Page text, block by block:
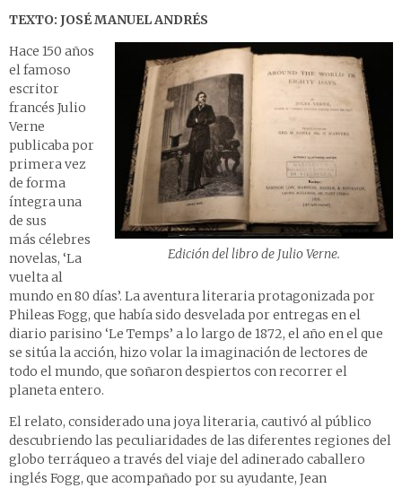
TEXTO: JOSÉ MANUEL ANDRÉS
Edición del libro de Julio Verne.
Hace 150 años
el famoso
escritor
francés Julio
Verne
publicaba por
primera vez
de forma
íntegra una
de sus
más célebres
novelas, ‘La
vuelta al
mundo en 80 días’. La aventura literaria protagonizada por
Phileas Fogg, que había sido desvelada por entregas en el
diario parisino ‘Le Temps’ a lo largo de 1872, el año en el que
se sitúa la acción, hizo volar la imaginación de lectores de
todo el mundo, que soñaron despiertos con recorrer el
planeta entero.
El relato, considerado una joya literaria, cautivó al público
descubriendo las peculiaridades de las diferentes regiones del
globo terráqueo a través del viaje del adinerado caballero
inglés Fogg, que acompañado por su ayudante, Jean